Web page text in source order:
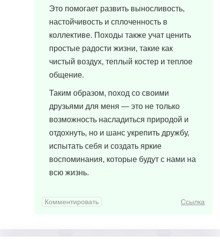
Это помогает развить выносливость,
настойчивость и сплоченность в
коллективе. Походы также учат ценить
простые радости жизни, такие как
чистый воздух, теплый костер и теплое
общение.
Таким образом, поход со своими
друзьями для меня — это не только
возможность насладиться природой и
отдохнуть, но и шанс укрепить дружбу,
испытать себя и создать яркие
воспоминания, которые будут с нами на
всю жизнь.
Комментировать Ссылка